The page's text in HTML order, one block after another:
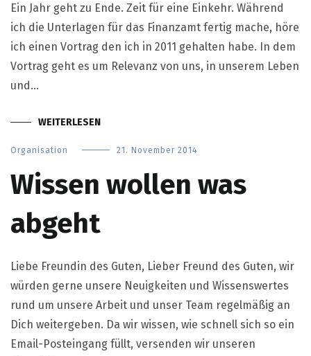
Ein Jahr geht zu Ende. Zeit für eine Einkehr. Während
ich die Unterlagen für das Finanzamt fertig mache, höre
ich einen Vortrag den ich in 2011 gehalten habe. In dem
Vortrag geht es um Relevanz von uns, in unserem Leben
und…
WEITERLESEN
Organisation 21. November 2014
Wissen wollen was
abgeht
Liebe Freundin des Guten, Lieber Freund des Guten, wir
würden gerne unsere Neuigkeiten und Wissenswertes
rund um unsere Arbeit und unser Team regelmäßig an
Dich weitergeben. Da wir wissen, wie schnell sich so ein
Email-Posteingang füllt, versenden wir unseren